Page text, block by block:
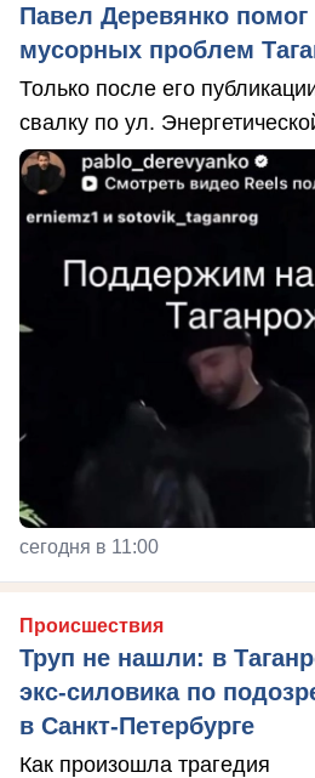
Павел Деревянко
мусорных проблем
Только после его
свалку по ул.
сегодня в 11:00
Происшествия
Труп не нашли: в
экс-силовика по
в Санкт-Петербурге
Как произошла трагедия